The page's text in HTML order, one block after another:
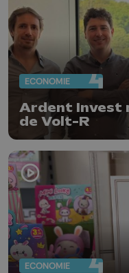
ECONOMIE
Ardent Invest
de Volt-R
ECONOMIE